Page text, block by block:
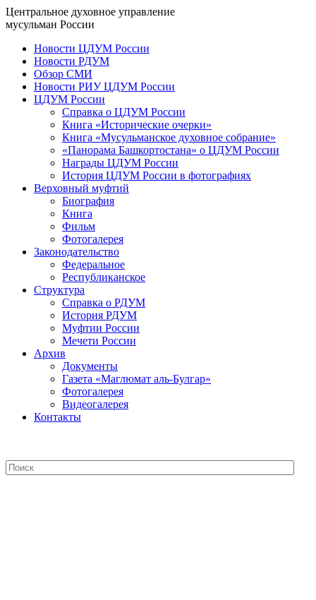
Центральное духовное управление
мусульман России
Новости ЦДУМ России
Новости РДУМ
Обзор СМИ
Новости РИУ ЦДУМ России
ЦДУМ России
Справка о ЦДУМ России
Книга «Исторические очерки»
Книга «Мусульманское духовное собрание»
«Панорама Башкортостана» о ЦДУМ России
Награды ЦДУМ России
История ЦДУМ России в фотографиях
Верховный муфтий
Биография
Книга
Фильм
Фотогалерея
Законодательство
Федеральное
Республиканское
Структура
Справка о РДУМ
История РДУМ
Муфтии России
Мечети России
Архив
Документы
Газета «Маглюмат аль-Булгар»
Фотогалерея
Видеогалерея
Контакты